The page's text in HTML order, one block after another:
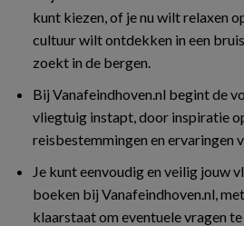
kunt kiezen, of je nu wilt relaxen
cultuur wilt ontdekken in een
zoekt in de bergen.
Bij Vanafeindhoven.nl begint de
vliegtuig instapt, door inspiratie
reisbestemmingen en ervaringen
Je kunt eenvoudig en veilig jouw
boeken bij Vanafeindhoven.nl,
klaarstaat om eventuele vragen